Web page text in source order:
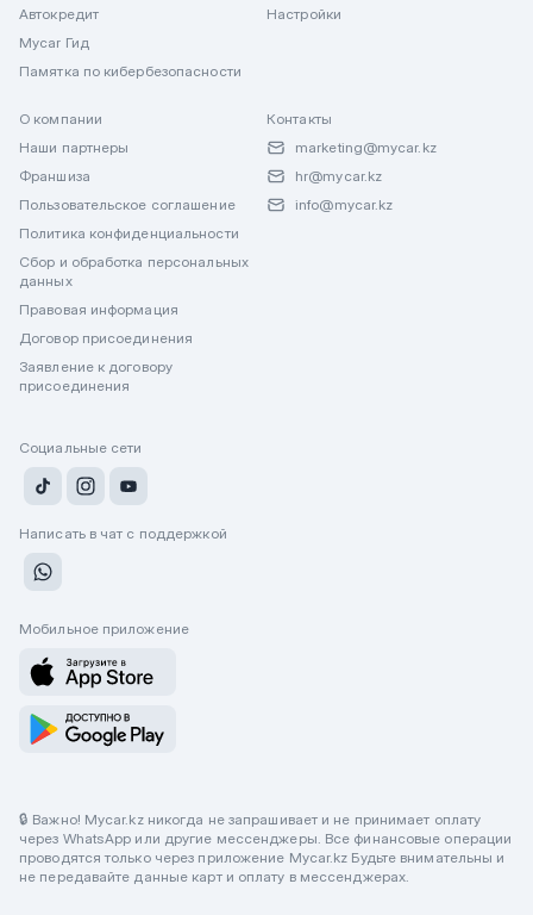
Автокредит
Mycar Гид
Памятка по кибербезопасности
Настройки
О компании
Наши партнеры
Франшиза
Пользовательское соглашение
Политика конфиденциальности
Сбор и обработка персональных
данных
Правовая информация
Договор присоединения
Заявление к договору
присоединения
Контакты
marketing@mycar.kz
hr@mycar.kz
info@mycar.kz
Социальные сети
Написать в чат с поддержкой
Мобильное приложение
🔒 Важно! Mycar.kz никогда не запрашивает и не принимает оплату
через WhatsApp или другие мессенджеры. Все финансовые операции
проводятся только через приложение Mycar.kz Будьте внимательны и
не передавайте данные карт и оплату в мессенджерах.